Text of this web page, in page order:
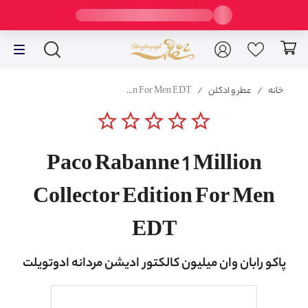
خانه / عطر و ادکلن /
Paco Rabanne 1 Million Collector Edition For Men EDT
star_borderstar_borderstar_borderstar_borderstar_border
Paco Rabanne 1 Million
Collector Edition For Men
EDT
پاکو رابان وان میلیون کالکتور ادیشن مردانه ادوتویلت